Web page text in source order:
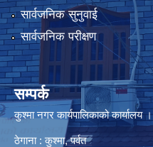
सार्वजनिक सुनुवाई
सार्वजनिक परीक्षण
सम्पर्क
कुश्मा नगर कार्यपालिकाको कार्यालय ।
ठेगाना : कुश्मा, पर्वत